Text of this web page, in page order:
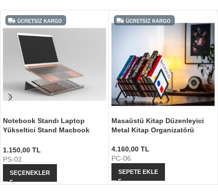
Notebook Standı Laptop
Yükseltici Stand Macbook
1.150,00 TL
PS-02
SEÇENEKLER
Masaüstü Kitap Düzenleyici
Metal Kitap Organizatörü
4.160,00 TL
PC-06
SEPETE EKLE